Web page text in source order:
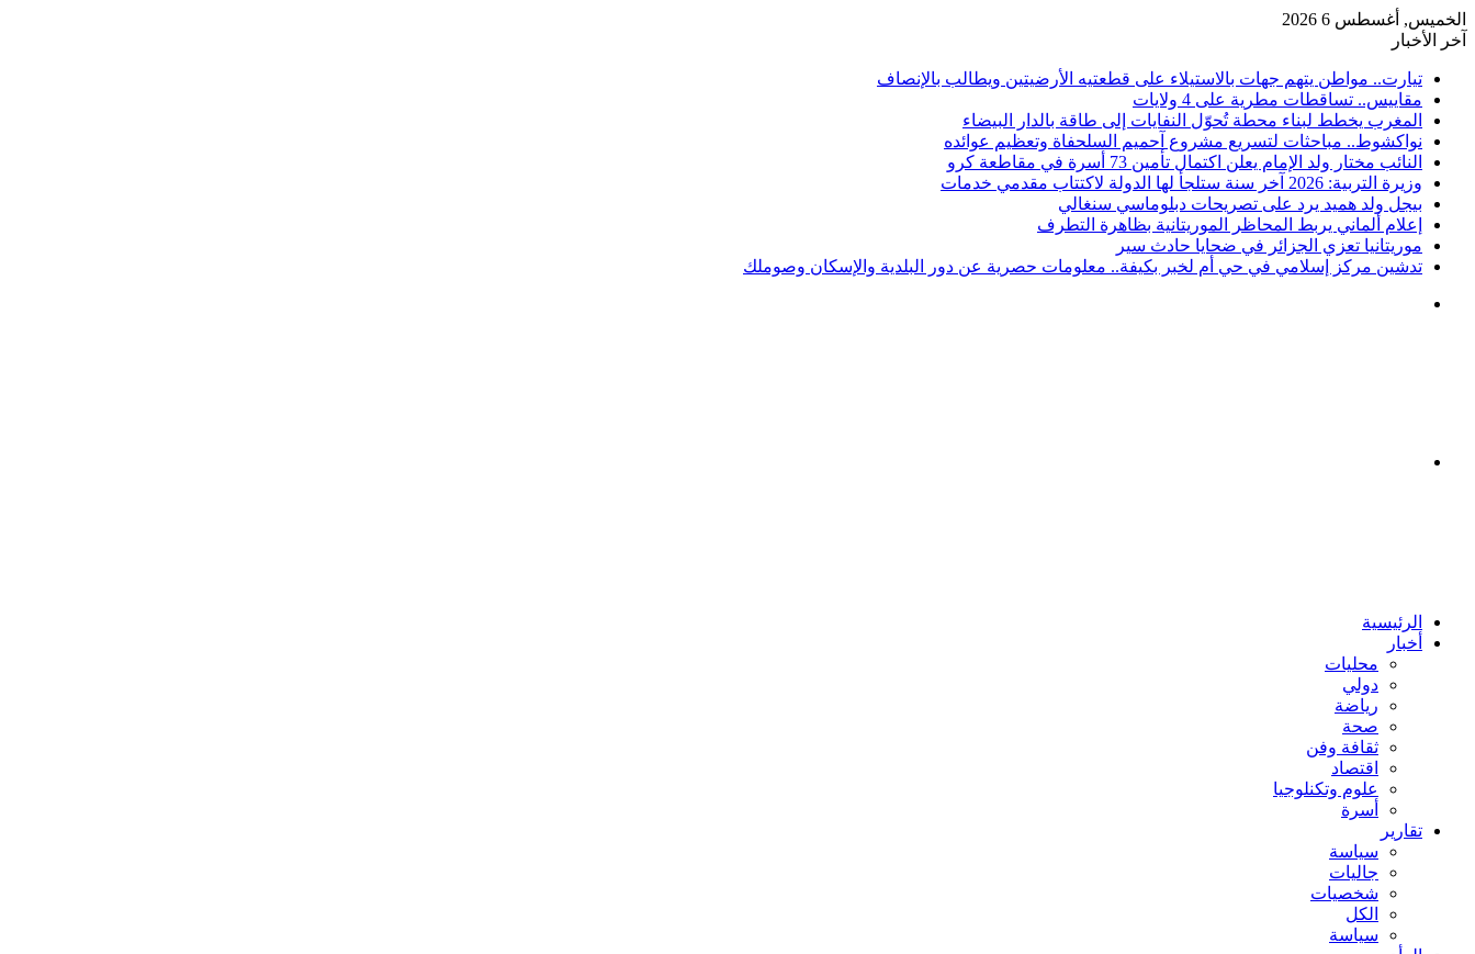
الخميس, أغسطس 6 2026
آخر الأخبار
تيارت.. مواطن يتهم جهات بالاستيلاء على قطعتيه الأرضيتين ويطالب بالإنصاف
مقاييس.. تساقطات مطرية على 4 ولايات
المغرب يخطط لبناء محطة تُحوّل النفايات إلى طاقة بالدار البيضاء
نواكشوط.. مباحثات لتسريع مشروع آحميم السلحفاة وتعظيم عوائده
النائب مختار ولد الإمام يعلن اكتمال تأمين 73 أسرة في مقاطعة كرو
وزيرة التربية: 2026 آخر سنة ستلجأ لها الدولة لاكتتاب مقدمي خدمات
بيجل ولد هميد يرد على تصريحات دبلوماسي سنغالي
إعلام ألماني يربط المحاظر الموريتانية بظاهرة التطرف
موريتانيا تعزي الجزائر في ضحايا حادث سير
تدشين مركز إسلامي في حي أم لخبر بكيفة.. معلومات حصرية عن دور البلدية والإسكان وصوملك
الرئيسية
أخبار
محليات
دولي
رياضة
صحة
ثقافة وفن
اقتصاد
علوم وتكنلوجيا
أسرة
تقارير
سياسة
جاليات
شخصيات
الكل
سياسة